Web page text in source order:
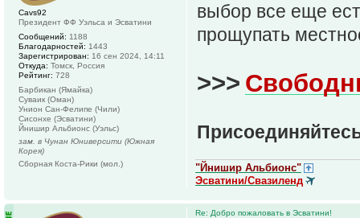
выбор все еще
прощупать
>>>
"Йнишир Альбионс"
Эсватини/Свазиленд
Cavs92
Президент ФФ Уэльса и Эсватини
Сообщений: 1188
Благодарностей: 1443
Зарегистрирован: 16 сен 2024, 14:11
Откуда: Томск, Россия
Рейтинг: 728
Барбикан (Ямайка)
Суваик (Оман)
Унион Сан-Фелипе (Чили)
Сисонхе (Эсватини)
Йнишир Альбионс (Уэльс)
зам. в Чунан Юниверсити (Южная
Корея)
Сборная Коста-Рики (мол.)
Re: Добро пожаловать в Эсватини!